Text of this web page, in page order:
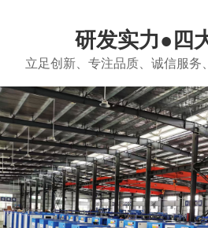
研发实力●四
立足创新、专注品质、诚信服务